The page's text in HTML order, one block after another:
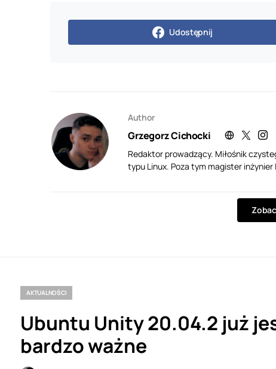
Udostępnij
Author
Grzegorz Cichocki
Redaktor prowadzący. Miłośnik
typu Linux. Poza tym magister inżynier
AKTUALNOŚCI
Ubuntu Unity 20.04.2 już
bardzo ważne